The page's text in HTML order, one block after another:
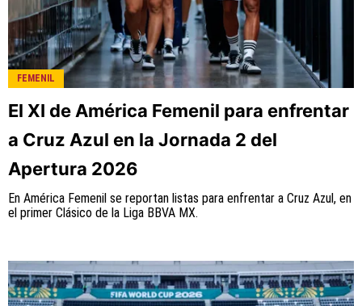
FEMENIL
El XI de América Femenil para enfrentar
a Cruz Azul en la Jornada 2 del
Apertura 2026
En América Femenil se reportan listas para enfrentar a Cruz Azul, en
el primer Clásico de la Liga BBVA MX.